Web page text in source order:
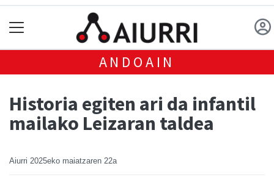
ANDOAIN
Historia egiten ari da infantil
mailako Leizaran taldea
Aiurri 2025eko maiatzaren 22a